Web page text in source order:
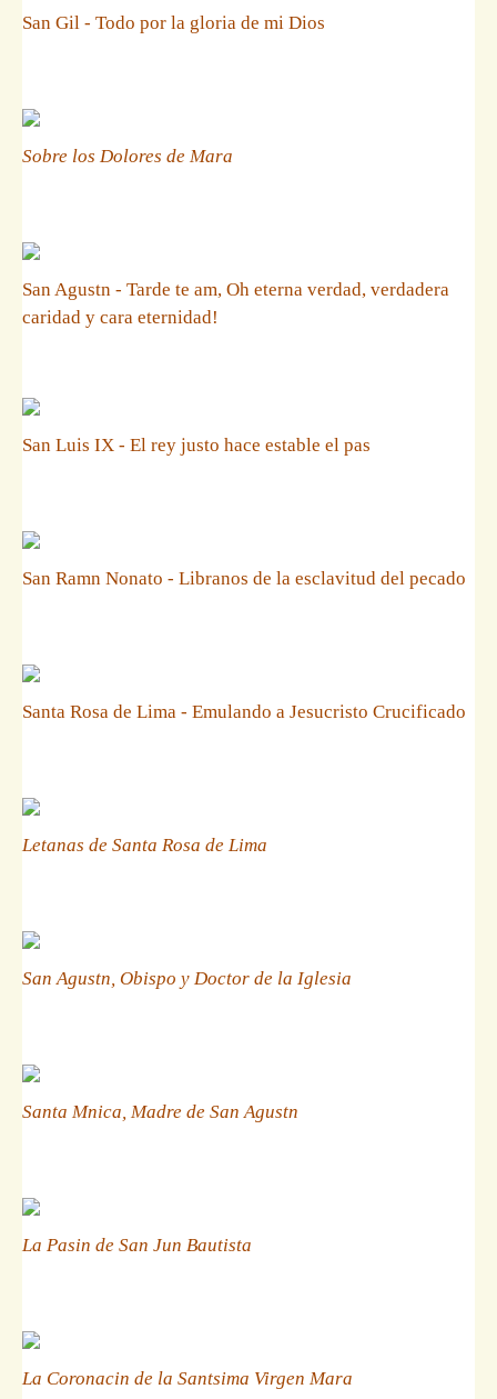
San Gil - Todo por la gloria de mi Dios
Sobre los Dolores de Mara
San Agustn - Tarde te am, Oh eterna verdad, verdadera
caridad y cara eternidad!
San Luis IX - El rey justo hace estable el pas
San Ramn Nonato - Libranos de la esclavitud del pecado
Santa Rosa de Lima - Emulando a Jesucristo Crucificado
Letanas de Santa Rosa de Lima
San Agustn, Obispo y Doctor de la Iglesia
Santa Mnica, Madre de San Agustn
La Pasin de San Jun Bautista
La Coronacin de la Santsima Virgen Mara